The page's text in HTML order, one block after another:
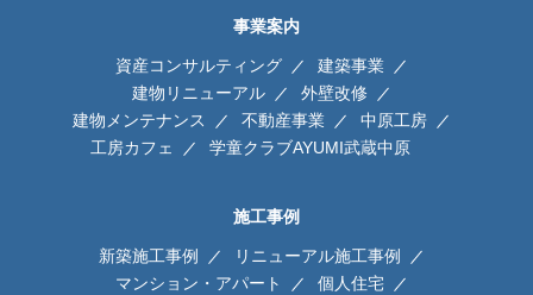
事業案内
資産コンサルティング
建築事業
建物リニューアル
外壁改修
建物メンテナンス
不動産事業
中原工房
工房カフェ
学童クラブAYUMI武蔵中原
施工事例
新築施工事例
リニューアル施工事例
マンション・アパート
個人住宅